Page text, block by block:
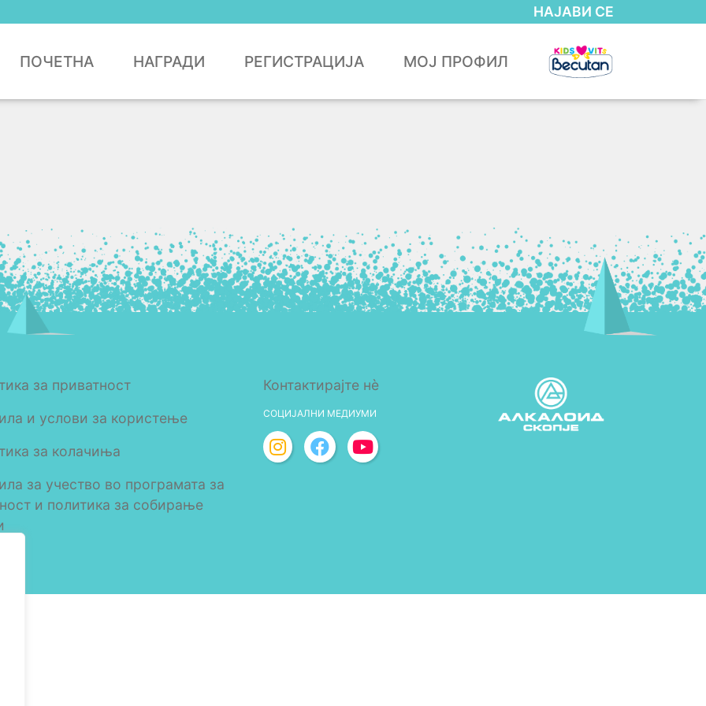
НАЈАВИ СЕ
ПОЧЕТНА НАГРАДИ РЕГИСТРАЦИЈА МОЈ ПРОФИЛ
за приватност
и услови за користење
за колачиња
за учество во програмата за
и политика за собирање
Контактирајте нè
СОЦИЈАЛНИ МЕДИУМИ